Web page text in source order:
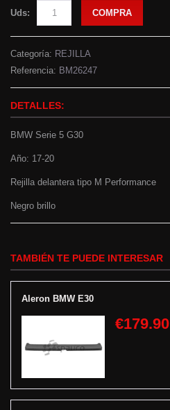
Uds: COMPRA
Categoría: REJILLA
Referencia: BM26247
DETALLES:
BMW Serie 5 G30
Año: 17-20
Rejilla delantera tipo M Performance
Negro brillo
TAMBIÉN TE PUEDE INTERESAR
Aleron BMW E30
€179.90